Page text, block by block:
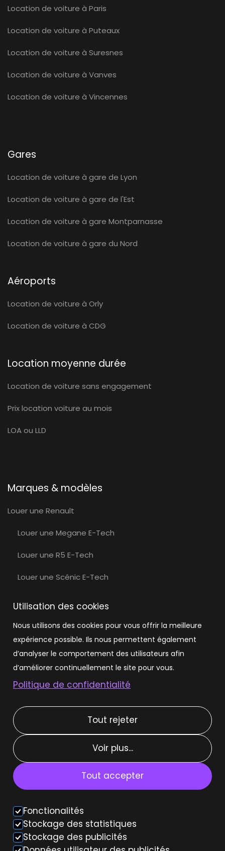
Location de voiture à Paris
Location de voiture à Puteaux
Location de voiture à Suresnes
Location de voiture à Vanves
Location de voiture à Vincennes
Gares
Location de voiture à gare de Lyon
Location de voiture à gare de l'Est
Location de voiture à gare Montparnasse
Location de voiture à gare du Nord
Aéroports
Location de voiture à Orly
Location de voiture à CDG
Location moyenne durée
Location de voiture sans engagement
Prix location voiture au mois
LOA ou LLD
Marques & modèles
Louer une Renault
Louer une Megane E-Tech
Louer une R5 E-Tech
Louer une Scénic E-Tech
Louer une Volvo EX30
Louer une Tesla
Louer une Tesla Model 3
Louer une Tesla Model Y
Types de location
Location courte durée
Location moyenne durée
Location weekend
Voiture autonome
Utilisation des cookies
Nous utilisons des cookies pour vous offrir la meilleure
expérience possible. Ils nous permettent également
d’analyser le comportement des utilisateurs afin
d’améliorer continuellement le site pour vous.
Politique de confidentialité
Tout rejeter
Voir plus...
Tout accepter
Fonctionalités
Stockage des statistiques
Stockage des publicités